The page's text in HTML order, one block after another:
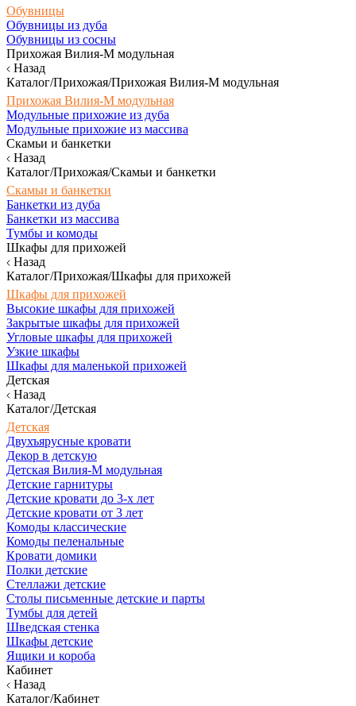
Обувницы
Обувницы из дуба
Обувницы из сосны
Прихожая Вилия-М модульная
Назад
Каталог/Прихожая/Прихожая Вилия-М модульная
Прихожая Вилия-М модульная
Модульные прихожие из дуба
Модульные прихожие из массива
Скамьи и банкетки
Назад
Каталог/Прихожая/Скамьи и банкетки
Скамьи и банкетки
Банкетки из дуба
Банкетки из массива
Тумбы и комоды
Шкафы для прихожей
Назад
Каталог/Прихожая/Шкафы для прихожей
Шкафы для прихожей
Высокие шкафы для прихожей
Закрытые шкафы для прихожей
Угловые шкафы для прихожей
Узкие шкафы
Шкафы для маленькой прихожей
Детская
Назад
Каталог/Детская
Детская
Двухъярусные кровати
Декор в детскую
Детская Вилия-М модульная
Детские гарнитуры
Детские кровати до 3-х лет
Детские кровати от 3 лет
Комоды классические
Комоды пеленальные
Кровати домики
Полки детские
Стеллажи детские
Столы письменные детские и парты
Тумбы для детей
Шведская стенка
Шкафы детские
Ящики и короба
Кабинет
Назад
Каталог/Кабинет